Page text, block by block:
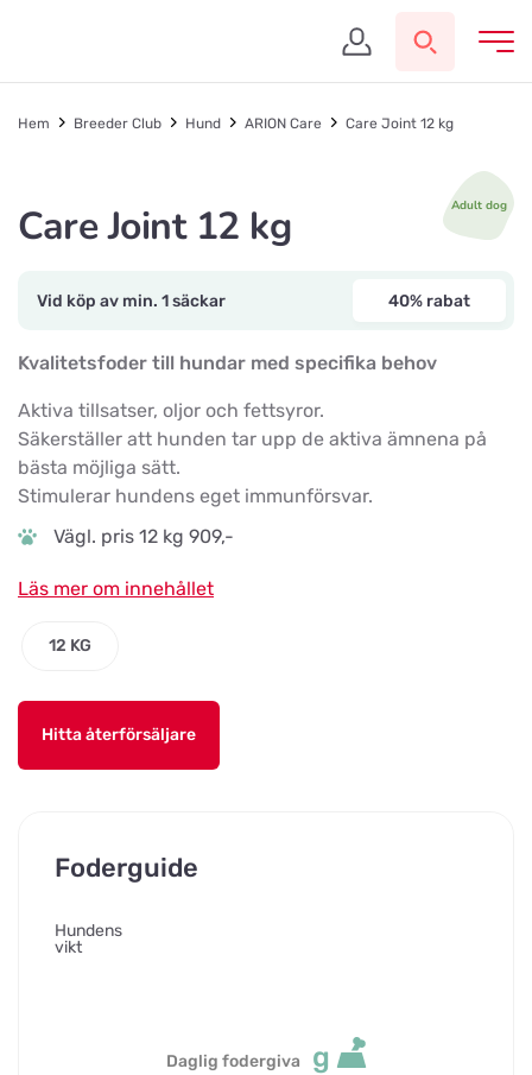
Hem Breeder Club Hund ARION Care Care Joint 12 kg
Adult dog
Care Joint 12 kg
Vid köp av min. 1 säckar 40% rabat
Kvalitetsfoder till hundar med specifika behov
Aktiva tillsatser, oljor och fettsyror.
Säkerställer att hunden tar upp de aktiva ämnena på
bästa möjliga sätt.
Stimulerar hundens eget immunförsvar.
Vägl. pris 12 kg 909,-
Läs mer om innehållet
12 KG
Hitta återförsäljare
Foderguide
Hundens
vikt
Daglig fodergiva g